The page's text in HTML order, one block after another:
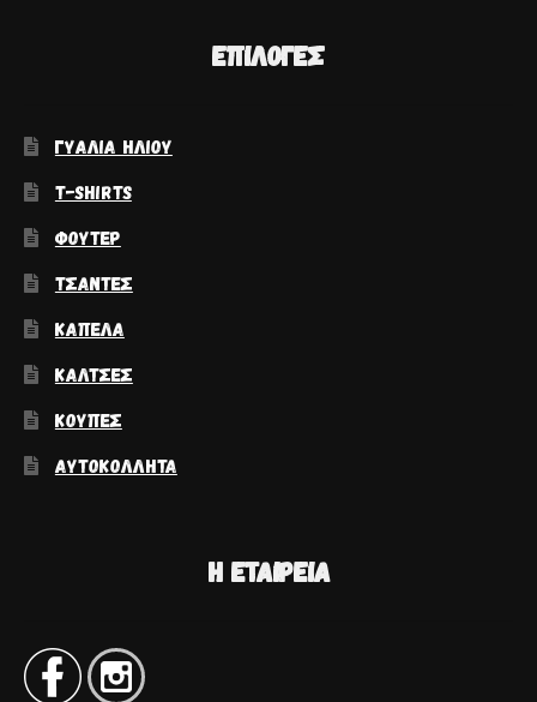
ΕΠΙΛΟΓΈΣ
ΓΥΑΛΙΆ ΗΛΊΟΥ
T-SHIRTS
ΦΟΎΤΕΡ
ΤΣΆΝΤΕΣ
ΚΑΠΈΛΑ
ΚΆΛΤΣΕΣ
ΚΟΎΠΕΣ
ΑΥΤΟΚΌΛΛΗΤΑ
Η ΕΤΑΙΡΕΊΑ